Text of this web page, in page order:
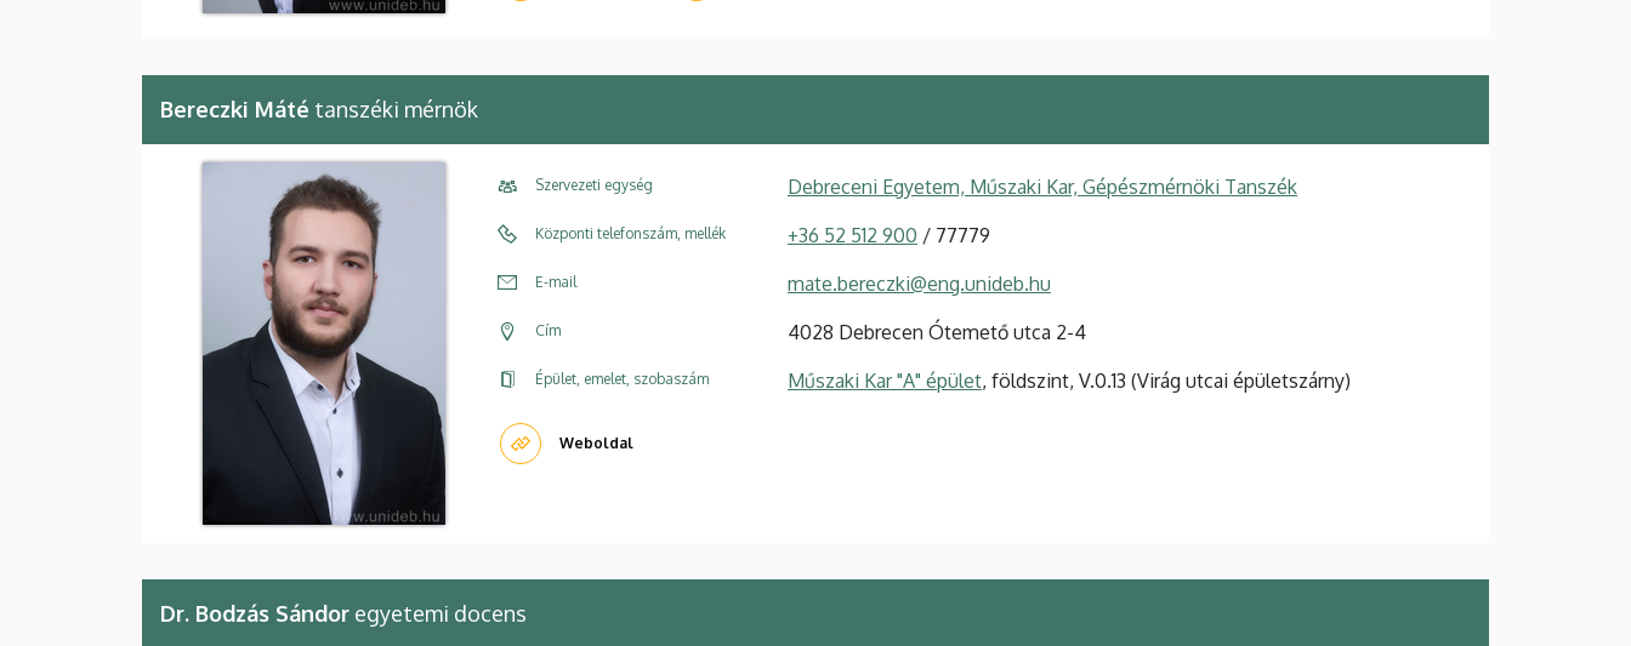
Bereczki Máté tanszéki mérnök
Szervezeti egység Debreceni Egyetem, Műszaki Kar, Gépészmérnöki Tanszék
Központi telefonszám, mellék +36 52 512 900 / 77779
E-mail mate.bereczki@eng.unideb.hu
Cím 4028 Debrecen Ótemető utca 2-4
Épület, emelet, szobaszám Műszaki Kar "A" épület, földszint, V.0.13 (Virág utcai épületszárny)
Weboldal
Dr. Bodzás Sándor egyetemi docens